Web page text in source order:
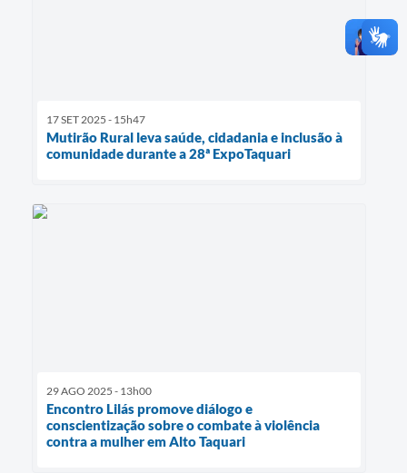
17 SET 2025 - 15h47
Mutirão Rural leva saúde, cidadania e inclusão à
comunidade durante a 28ª ExpoTaquari
29 AGO 2025 - 13h00
Encontro Lilás promove diálogo e
conscientização sobre o combate à violência
contra a mulher em Alto Taquari